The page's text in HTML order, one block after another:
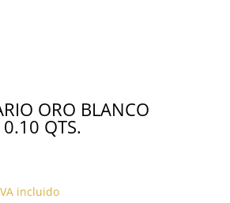
ORO BLANCO
QTS.
incluido